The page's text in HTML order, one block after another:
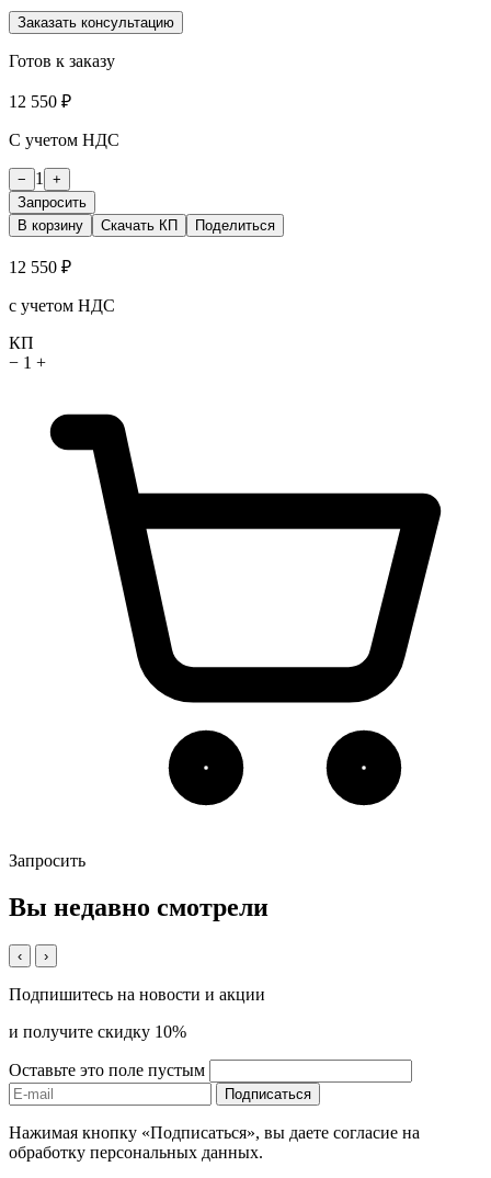
Заказать консультацию
Готов к заказу
12 550 ₽
С учетом НДС
− 1
+
Запросить
В корзину
Скачать КП Поделиться
12 550 ₽
с учетом НДС
КП
− 1 +
Запросить
Вы недавно смотрели
‹ ›
Подпишитесь на новости и акции
и получите скидку 10%
Оставьте это поле пустым
Подписаться
Нажимая кнопку «Подписаться», вы даете согласие на
обработку персональных данных.